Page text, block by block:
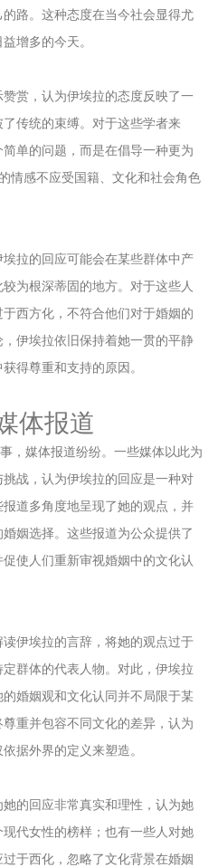
路。这种态度在当今社会显得尤
增多的今天。
赏，认为伊埃拉的态度反映了一
传统的束缚。对于这些学者来
单的问题，而是在倡导一种更为
情感不应受国籍、文化和社会角色
拉的回应可能会在某些群体中产
为根深蒂固的地方。对于这些人
西方化，不符合他们对于婚姻的
伊埃拉依旧保持着她一贯的平静
得尊重和支持的原因。
体报道
，媒体报道纷纷。一些媒体以此为
战，认为伊埃拉的回应是一种对
道多角度地呈现了她的观点，并
姻选择。这些报道为公众提供了
使人们重新审视婚姻中的文化认
伊埃拉的言辞，将她的观点过于
群体的代表人物。对此，伊埃拉
婚姻观和文化认同并不局限于某
重并包容不同文化的差异，认为
据外界的定义来塑造。
的回应非常真实和理性，认为她
代女性的榜样；也有一些人对她
于西化，忽略了文化背景在婚姻